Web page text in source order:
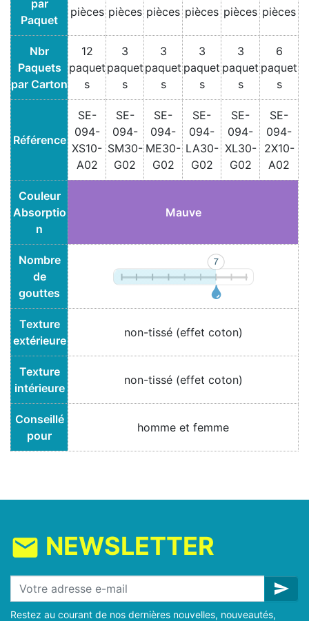
par
Paquet
pièces pièces pièces pièces pièces pièces
Nbr
Paquets
par Carton
12
paquet
s
3
paquet
s
3
paquet
s
3
paquet
s
3
paquet
s
6
paquet
s
Référence
SE-
094-
XS10-
A02
SE-
094-
SM30-
G02
SE-
094-
ME30-
G02
SE-
094-
LA30-
G02
SE-
094-
XL30-
G02
SE-
094-
2X10-
A02
Couleur
Absorptio
n
Mauve
Nombre
de
gouttes
Texture
extérieure
non-tissé (effet coton)
Texture
intérieure
non-tissé (effet coton)
Conseillé
pour
homme et femme
mail NEWSLETTER
send
Restez au courant de nos dernières nouvelles, nouveautés,